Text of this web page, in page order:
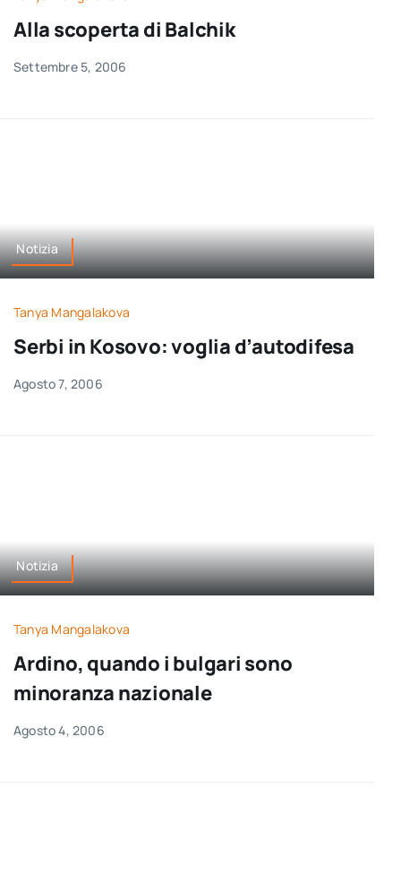
Newsletter
Alla scoperta di Balchik
Settembre 5, 2006
Notizia
Tanya Mangalakova
Serbi in Kosovo: voglia d’autodifesa
Agosto 7, 2006
Notizia
Tanya Mangalakova
Ardino, quando i bulgari sono
minoranza nazionale
Agosto 4, 2006